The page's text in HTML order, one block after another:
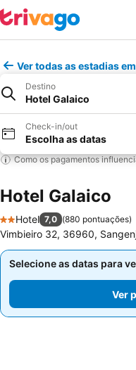
Ver todas as estadias
Destino
Hotel Galaico
Check-in/out
Escolha as datas
Como os pagamentos
Hotel Galaico
2 Estrelas
Hotel 7,0 (880 pontuações)
Vimbieiro 32, 36960,
Selecione as datas para
Selecione as datas para
Ver